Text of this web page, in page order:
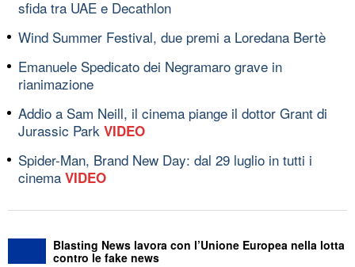
sfida tra UAE e Decathlon
Wind Summer Festival, due premi a Loredana Bertè
Emanuele Spedicato dei Negramaro grave in
rianimazione
Addio a Sam Neill, il cinema piange il dottor Grant di
Jurassic Park VIDEO
Spider-Man, Brand New Day: dal 29 luglio in tutti i
cinema VIDEO
Blasting News lavora con l’Unione Europea nella lotta
contro le fake news